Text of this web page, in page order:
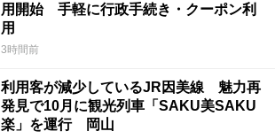
用開始 手軽に行政手続き・クーポン利
用
3時間前
利用客が減少しているJR因美線 魅力再
発見で10月に観光列車「SAKU美SAKU
楽」を運行 岡山